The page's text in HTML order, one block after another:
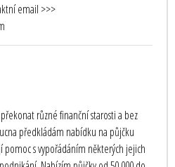
email >>>
různé finanční starosti a bez
předkládám nabídku na půjčku
s vypořádáním některých jejich